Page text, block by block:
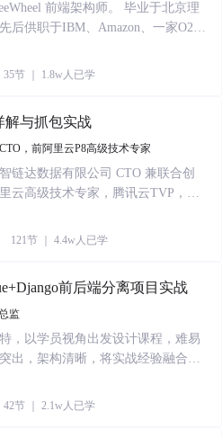
前端架构师。 毕业于北京理
后供职于IBM、Amazon、一家O2O
目前负责FreeWheel自研前端框
现在FreeWheel内广泛使用的Reac
发和架构设计已有16年。 曾担任2
专题讲师，在《FreeWheel
下的前端改造实践》专题中介绍了
有的巨型Ruby-on-Rails应用逐步迁
作是一种乐趣。目前身为公司的前
前端都会更有把握。 目前正在撰写
企业级应用开发的图书。业余时间
不好。 最后，他还是资深铲屎官，
35节 ｜ 1.8w人已学
解与抓包实战
，前阿里云P8高级技术专家
链达数据有限公司 CTO 兼联合创
云高级技术专家，腾讯云TVP，著
职于阿里巴巴、华为、腾讯、思科
量数据存储的设计工作。 另外，陶
间视频课程《Nginx核心知识100
议详解与抓包实战》的作者。
121节 ｜ 4.4w人已学
前后端分离项目实战
监
，以学员视角出发设计课程，难易
出，架构清晰，将实战经验融合到
42节 ｜ 2.1w人已学